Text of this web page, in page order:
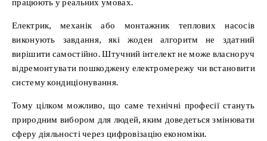
Електрик, механік або монтажник теплових насосів
виконують завдання, які жоден алгоритм не здатний
вирішити самостійно. Штучний інтелект не може власноруч
відремонтувати пошкоджену електромережу чи встановити
систему кондиціонування.
Тому цілком можливо, що саме технічні професії стануть
природним вибором для людей, яким доведеться змінювати
сферу діяльності через цифровізацію економіки.